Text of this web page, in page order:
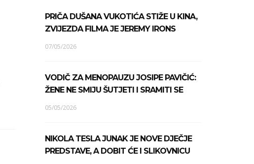
PRIČA DUŠANA VUKOTIĆA STIŽE U KINA,
ZVIJEZDA FILMA JE JEREMY IRONS
07/05/2026
VODIČ ZA MENOPAUZU JOSIPE PAVIČIĆ:
ŽENE NE SMIJU ŠUTJETI I SRAMITI SE
05/05/2026
NIKOLA TESLA JUNAK JE NOVE DJEČJE
PREDSTAVE, A DOBIT ĆE I SLIKOVNICU